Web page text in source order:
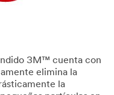
3M™ cuenta con
elimina la
la